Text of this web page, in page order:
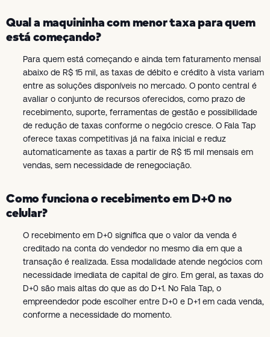
Qual a maquininha com menor taxa para quem
está começando?
Para quem está começando e ainda tem faturamento mensal
abaixo de R$ 15 mil, as taxas de débito e crédito à vista variam
entre as soluções disponíveis no mercado. O ponto central é
avaliar o conjunto de recursos oferecidos, como prazo de
recebimento, suporte, ferramentas de gestão e possibilidade
de redução de taxas conforme o negócio cresce. O Fala Tap
oferece taxas competitivas já na faixa inicial e reduz
automaticamente as taxas a partir de R$ 15 mil mensais em
vendas, sem necessidade de renegociação.
Como funciona o recebimento em D+0 no
celular?
O recebimento em D+0 significa que o valor da venda é
creditado na conta do vendedor no mesmo dia em que a
transação é realizada. Essa modalidade atende negócios com
necessidade imediata de capital de giro. Em geral, as taxas do
D+0 são mais altas do que as do D+1. No Fala Tap, o
empreendedor pode escolher entre D+0 e D+1 em cada venda,
conforme a necessidade do momento.